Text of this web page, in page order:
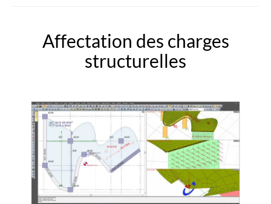
Affectation des charges
structurelles